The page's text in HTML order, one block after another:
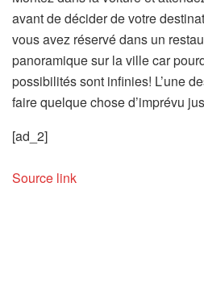
avant de décider de votre
vous avez réservé dans un
panoramique sur la ville car
possibilités sont infinies! L’une
faire quelque chose d’imprévu
[ad_2]
Source link